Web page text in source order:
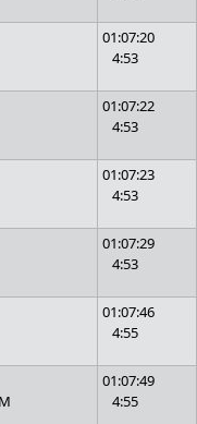
01:07:20
4:53
01:07:22
4:53
01:07:23
4:53
01:07:29
4:53
01:07:46
4:55
01:07:49
4:55